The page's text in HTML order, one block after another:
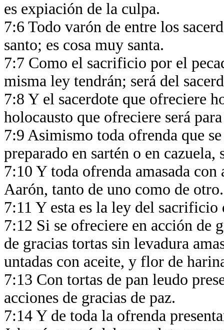
es expiación de la culpa.
7:6 Todo varón de entre los
santo; es cosa muy santa.
7:7 Como el sacrificio por el
misma ley tendrán; será del
7:8 Y el sacerdote que ofreciere
holocausto que ofreciere será
7:9 Asimismo toda ofrenda que
preparado en sartén o en
7:10 Y toda ofrenda amasada
Aarón, tanto de uno como de
7:11 Y esta es la ley del sacrificio
7:12 Si se ofreciere en acción de
de gracias tortas sin levadura
untadas con aceite, y flor de
7:13 Con tortas de pan leudo
acciones de gracias de paz.
7:14 Y de toda la ofrenda